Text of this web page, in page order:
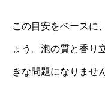
この目安をベースに
ょう。泡の質と香り
きな問題になりませ